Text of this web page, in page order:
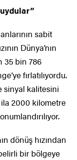
sabit
Dünya’nın
35 bin 786
fırlatılıyordu.
sinyal kalitesini
2000 kilometre
dönüş hızından
bir bölgeye